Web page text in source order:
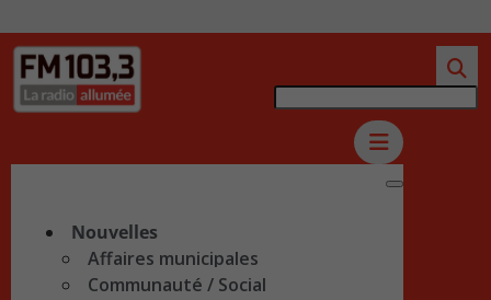
Nouvelles
Affaires municipales
Communauté / Social